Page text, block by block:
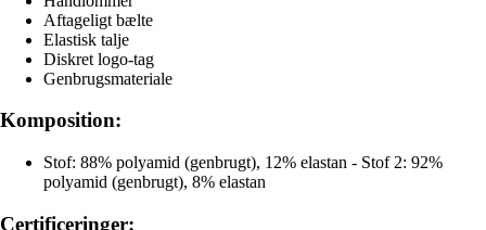
Aftageligt bælte
Elastisk talje
Diskret logo-tag
Genbrugsmateriale
Komposition:
Stof: 88% polyamid (genbrugt), 12% elastan - Stof 2: 92%
polyamid (genbrugt), 8% elastan
Certificeringer: